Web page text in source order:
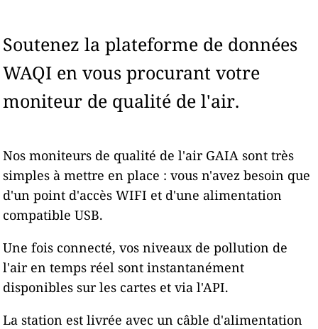
Soutenez la plateforme de données
WAQI en vous procurant votre
moniteur de qualité de l'air.
Nos moniteurs de qualité de l'air GAIA sont très
simples à mettre en place : vous n'avez besoin que
d'un point d'accès WIFI et d'une alimentation
compatible USB.
Une fois connecté, vos niveaux de pollution de
l'air en temps réel sont instantanément
disponibles sur les cartes et via l'API.
La station est livrée avec un câble d'alimentation